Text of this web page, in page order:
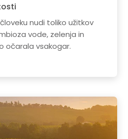
nudi toliko užitkov
vode, zelenja in
očarala vsakogar.